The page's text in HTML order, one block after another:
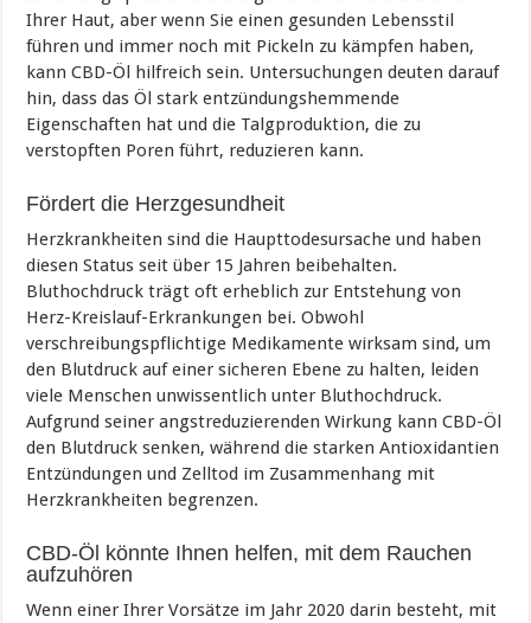
Ihrer Haut, aber wenn Sie einen gesunden Lebensstil
führen und immer noch mit Pickeln zu kämpfen haben,
kann CBD-Öl hilfreich sein. Untersuchungen deuten darauf
hin, dass das Öl stark entzündungshemmende
Eigenschaften hat und die Talgproduktion, die zu
verstopften Poren führt, reduzieren kann.
Fördert die Herzgesundheit
Herzkrankheiten sind die Haupttodesursache und haben
diesen Status seit über 15 Jahren beibehalten.
Bluthochdruck trägt oft erheblich zur Entstehung von
Herz-Kreislauf-Erkrankungen bei. Obwohl
verschreibungspflichtige Medikamente wirksam sind, um
den Blutdruck auf einer sicheren Ebene zu halten, leiden
viele Menschen unwissentlich unter Bluthochdruck.
Aufgrund seiner angstreduzierenden Wirkung kann CBD-Öl
den Blutdruck senken, während die starken Antioxidantien
Entzündungen und Zelltod im Zusammenhang mit
Herzkrankheiten begrenzen.
CBD-Öl könnte Ihnen helfen, mit dem Rauchen
aufzuhören
Wenn einer Ihrer Vorsätze im Jahr 2020 darin besteht, mit